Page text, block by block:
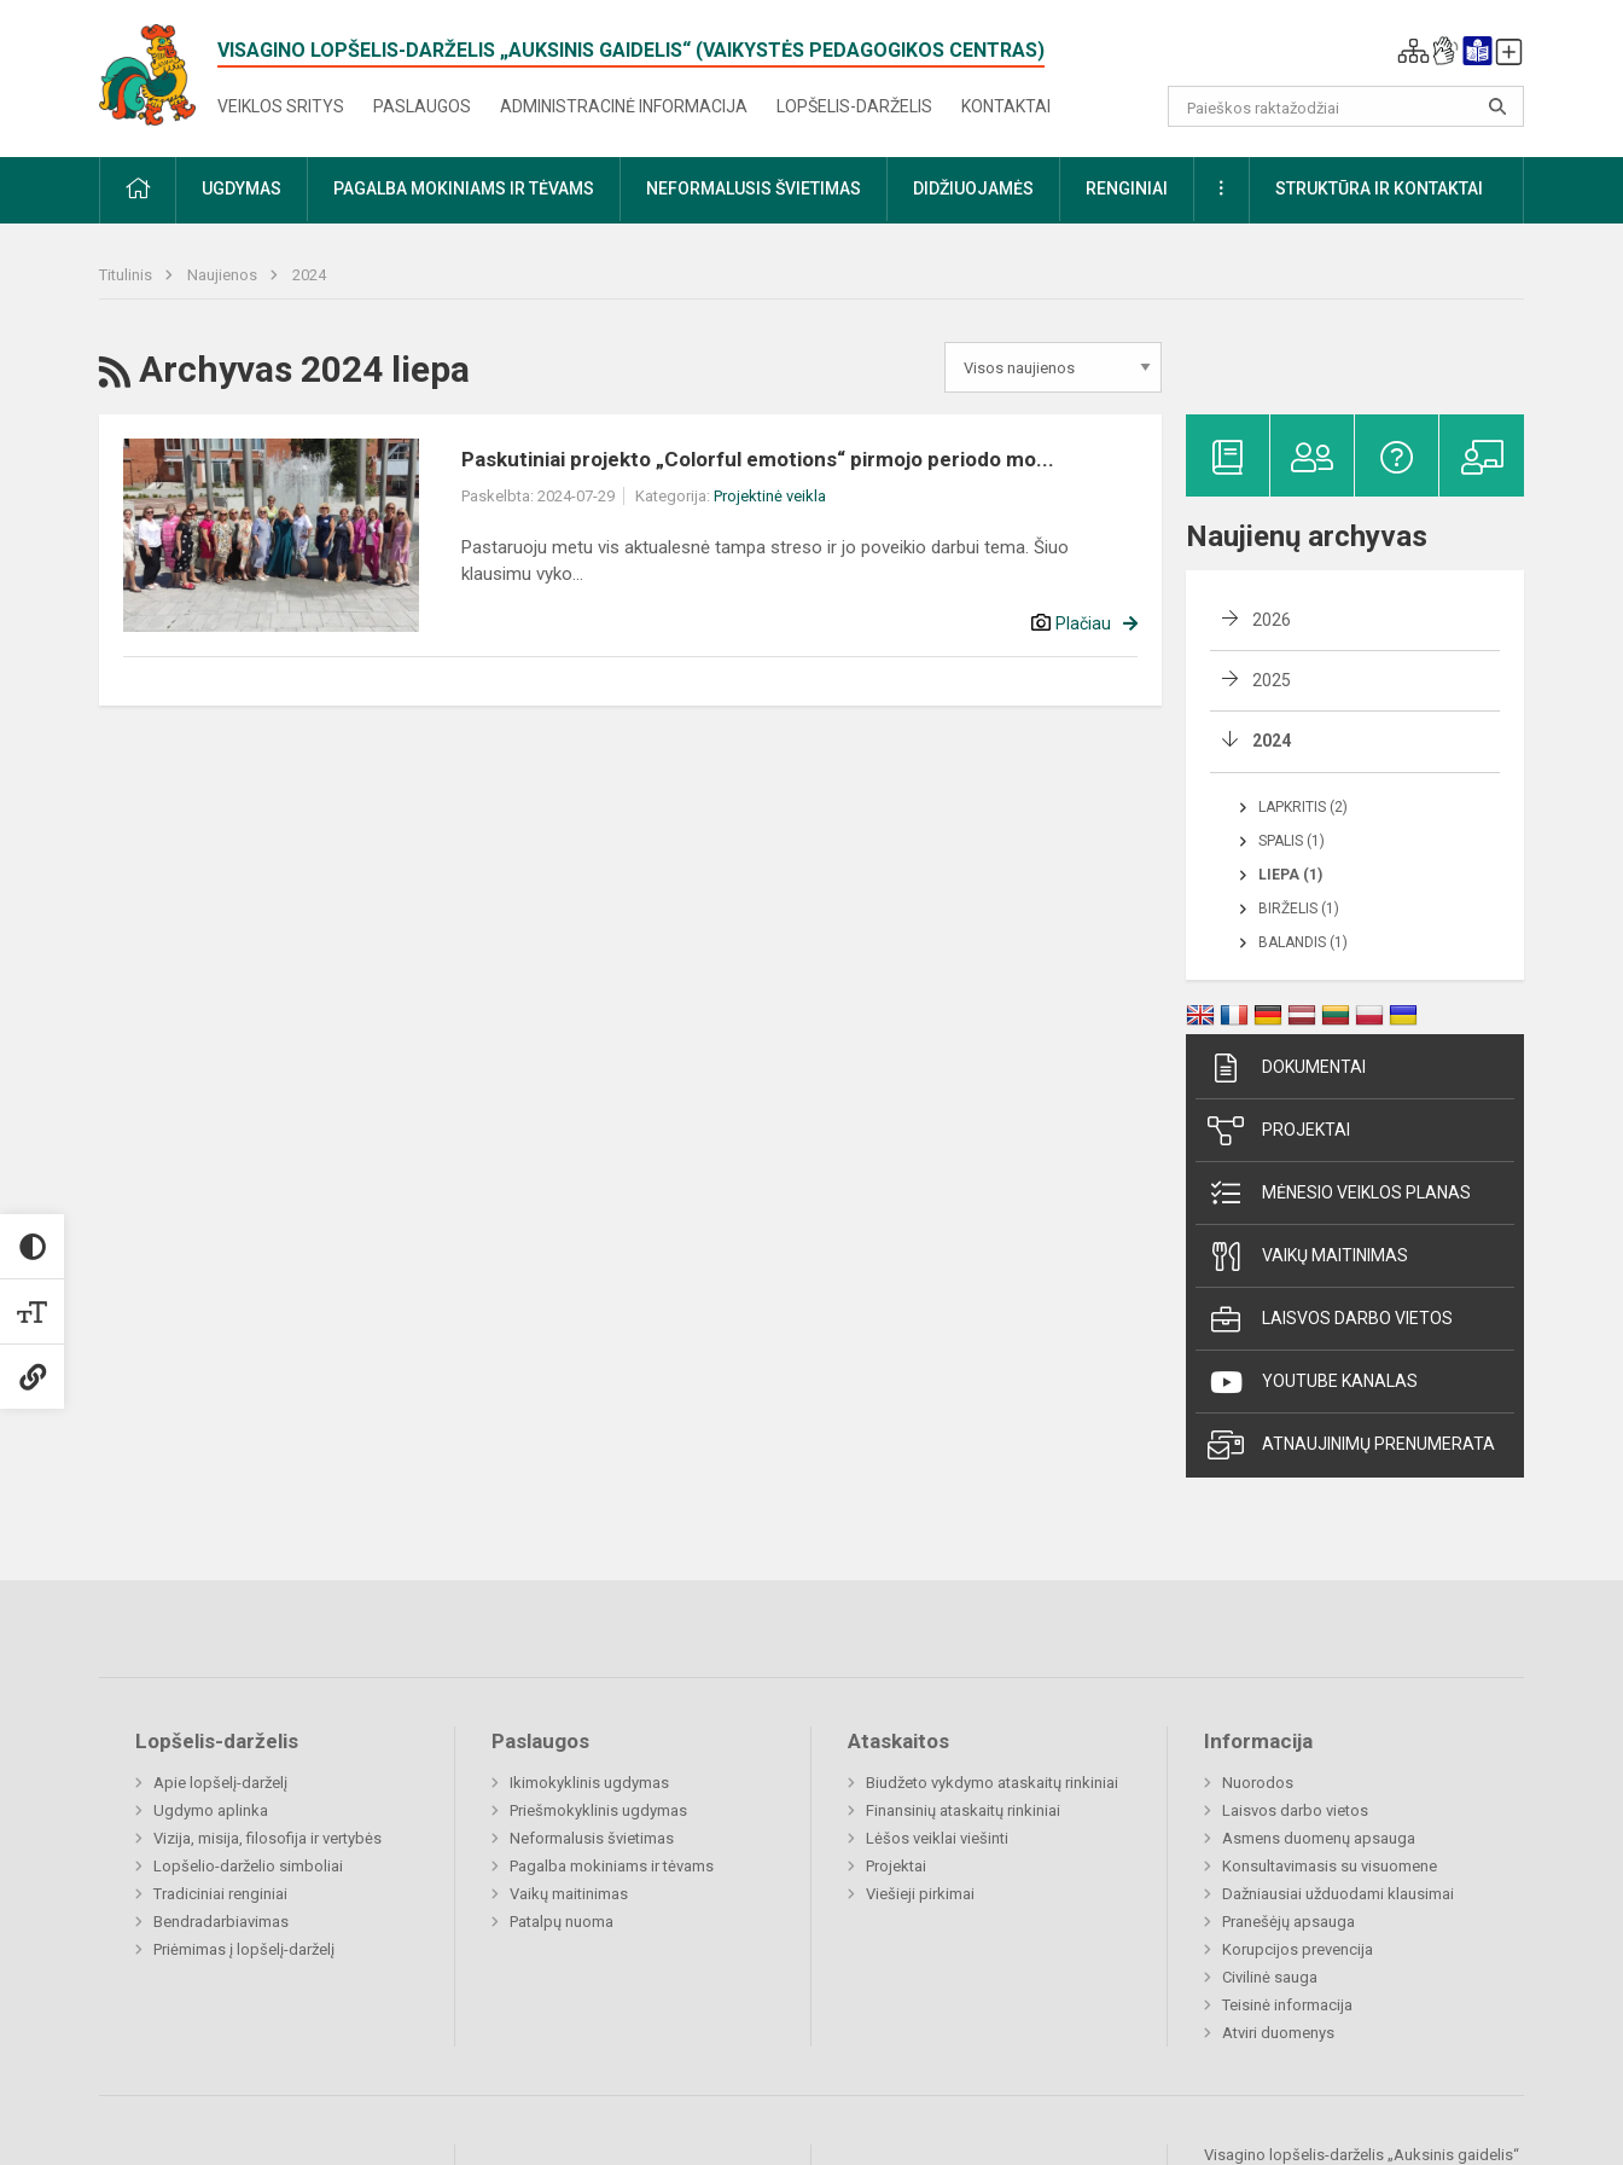
VISAGINO LOPŠELIS-DARŽELIS „AUKSINIS GAIDELIS“ (VAIKYSTĖS PEDAGOGIKOS CENTRAS)
VEIKLOS SRITYS PASLAUGOS ADMINISTRACINĖ INFORMACIJA LOPŠELIS-DARŽELIS KONTAKTAI
PRADŽIAUGDYMAS PAGALBA MOKINIAMS IR TĖVAMS NEFORMALUSIS ŠVIETIMAS DIDŽIUOJAMĖS RENGINIAI DAUGIAUSTRUKTŪRA IR KONTAKTAI
Titulinis Naujienos 2024
RSS
Archyvas 2024 liepa
Paskutiniai
projekto
„Colorful
emotions“
pirmojo
periodo
mo...
Paskutiniai projekto „Colorful emotions“ pirmojo periodo mo...
Paskelbta: 2024-07-29 Kategorija: Projektinė veikla
Pastaruoju metu vis aktualesnė tampa streso ir jo poveikio darbui tema. Šiuo
klausimu vyko...
Plačiau
Naujienų archyvas
2026
2025
2024
LAPKRITIS (2)
SPALIS (1)
LIEPA (1)
BIRŽELIS (1)
BALANDIS (1)
DOKUMENTAI
PROJEKTAI
MĖNESIO VEIKLOS PLANAS
VAIKŲ MAITINIMAS
LAISVOS DARBO VIETOS
YOUTUBE KANALAS
ATNAUJINIMŲ PRENUMERATA
Lopšelis-darželis
Apie lopšelį-darželį
Ugdymo aplinka
Vizija, misija, filosofija ir vertybės
Lopšelio-darželio simboliai
Tradiciniai renginiai
Bendradarbiavimas
Priėmimas į lopšelį-darželį
Paslaugos
Ikimokyklinis ugdymas
Priešmokyklinis ugdymas
Neformalusis švietimas
Pagalba mokiniams ir tėvams
Vaikų maitinimas
Patalpų nuoma
Ataskaitos
Biudžeto vykdymo ataskaitų rinkiniai
Finansinių ataskaitų rinkiniai
Lėšos veiklai viešinti
Projektai
Viešieji pirkimai
Informacija
Nuorodos
Laisvos darbo vietos
Asmens duomenų apsauga
Konsultavimasis su visuomene
Dažniausiai užduodami klausimai
Pranešėjų apsauga
Korupcijos prevencija
Civilinė sauga
Teisinė informacija
Atviri duomenys
Visagino lopšelis-darželis „Auksinis gaidelis“